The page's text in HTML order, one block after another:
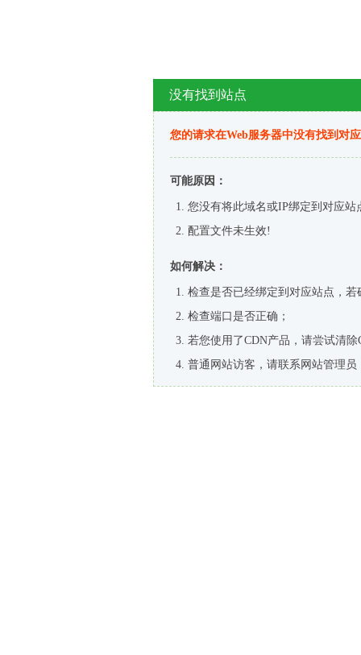
没有找到站点
您的请求在Web服务器中没有找到对
可能原因：
您没有将此域名或IP绑定到对应站
配置文件未生效!
如何解决：
检查是否已经绑定到对应站点，
检查端口是否正确；
若您使用了CDN产品，请尝试清除
普通网站访客，请联系网站管理员